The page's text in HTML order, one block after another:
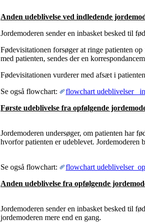
Anden udeblivelse ved indledende
Jordemoderen sender en inbasket besked til
Fødevisitationen forsøger at ringe patienten
med patienten, sendes der en
Fødevisitationen vurderer med afsæt i
Se også flowchart:
flowchart udeblivelser
Første udeblivelse fra opfølgende
Jordemoderen undersøger, om patienten har
hvorfor patienten er udeblevet. Jordemoderen
Se også flowchart:
flowchart
Anden udeblivelse fra opfølgende
Jordemoderen sender en inbasket besked til
jordemoderen mere end en gang.